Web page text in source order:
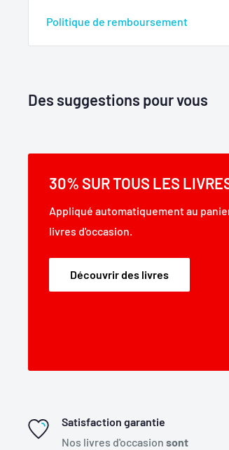
Politique de remboursement
Des suggestions pour vous
30% SUR TOUS LES
Appliqué automatiquement au
livres d'occasion.
Découvrir des livres
Satisfaction garantie
Nos livres d'occasion sont